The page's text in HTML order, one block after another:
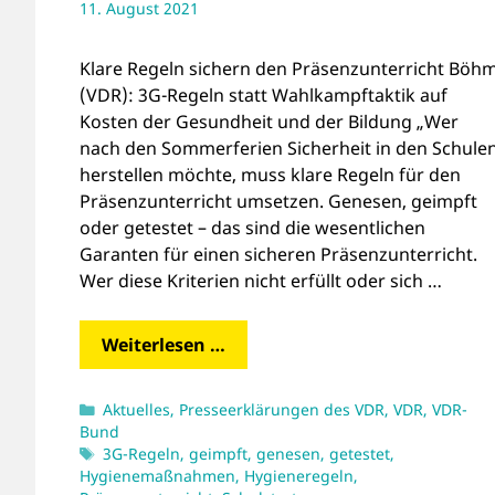
11. August 2021
Klare Regeln sichern den Präsenzunterricht
(VDR): 3G-Regeln statt Wahlkampftaktik auf
Kosten der Gesundheit und der Bildung „Wer
nach den Sommerferien Sicherheit in den
herstellen möchte, muss klare Regeln für den
Präsenzunterricht umsetzen. Genesen, geimpft
oder getestet – das sind die wesentlichen
Garanten für einen sicheren Präsenzunterricht.
Wer diese Kriterien nicht erfüllt oder sich …
Weiterlesen …
Kategorien
Aktuelles, Presseerklärungen des VDR,VDR,VDR-
Bund
Schlagwörter
3G-Regeln,geimpft,genesen,getestet,
Hygienemaßnahmen, Hygieneregeln,